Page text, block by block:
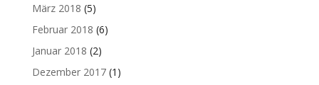
März 2018 (5)
Februar 2018 (6)
Januar 2018 (2)
Dezember 2017(1)